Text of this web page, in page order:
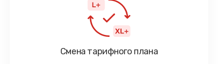
Смена тарифного плана